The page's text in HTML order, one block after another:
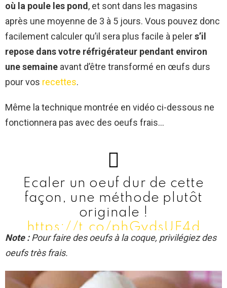
où la poule les pond, et sont dans les magasins
après une moyenne de 3 à 5 jours. Vous pouvez donc
facilement calculer qu’il sera plus facile à pelers’il
repose dans votre réfrigérateur pendant environ
une semaine avant d’être transformé en œufs durs
pour vos recettes.
Même la technique montrée en vidéo ci-dessous ne
fonctionnera pas avec des oeufs frais…
Ecaler un oeuf dur de cette
façon, une méthode plutôt
originale !
https://t.co/phGydsUE4d
— Marie F (@276BrBy)
Note :Pour faire des oeufs à la coque, privilégiez des
oeufs très frais.